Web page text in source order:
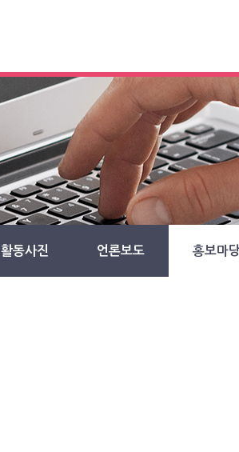
활동사진 언론보도 홍보마